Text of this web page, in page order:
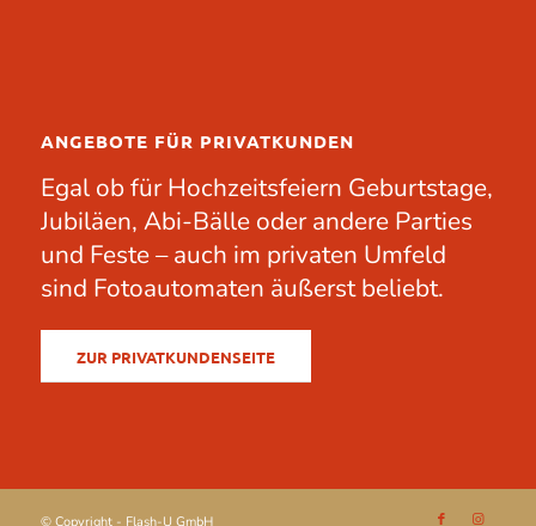
ANGEBOTE FÜR PRIVATKUNDEN
Egal ob fürHochzeitsfeiern Geburtstage,
Jubiläen, Abi-Bälle oder andere Parties
und Feste – auch im privaten Umfeld
sind Fotoautomaten äußerst beliebt.
ZUR PRIVATKUNDENSEITE
© Copyright - Flash-U GmbH